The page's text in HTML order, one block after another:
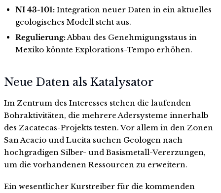
NI 43-101:Integration neuer Daten in ein aktuelles
geologisches Modell steht aus.
Regulierung:Abbau des Genehmigungsstaus in
Mexiko könnte Explorations-Tempo erhöhen.
Neue Daten als Katalysator
Im Zentrum des Interesses stehen die laufenden
Bohraktivitäten, die mehrere Adersysteme innerhalb
des Zacatecas-Projekts testen. Vor allem in den Zonen
San Acacio und Lucita suchen Geologen nach
hochgradigen Silber- und Basismetall-Vererzungen,
um die vorhandenen Ressourcen zu erweitern.
Ein wesentlicher Kurstreiber für die kommenden